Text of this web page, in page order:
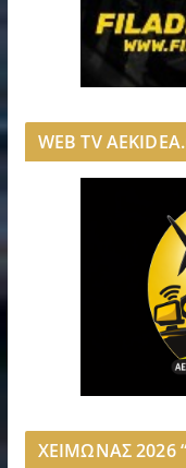
WEB TV
ΧΕΙΜΩΝΑΣ 2026